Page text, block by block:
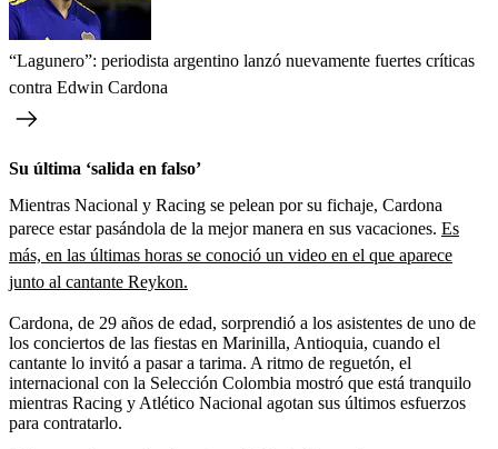
“Lagunero”: periodista argentino lanzó nuevamente fuertes críticas
contra Edwin Cardona
Su última ‘salida en falso’
Mientras Nacional y Racing se pelean por su fichaje, Cardona
parece estar pasándola de la mejor manera en sus vacaciones. Es
más, en las últimas horas se conoció un video en el que aparece
junto al cantante Reykon.
Cardona, de 29 años de edad, sorprendió a los asistentes de uno de
los conciertos de las fiestas en Marinilla, Antioquia, cuando el
cantante lo invitó a pasar a tarima. A ritmo de reguetón, el
internacional con la Selección Colombia mostró que está tranquilo
mientras Racing y Atlético Nacional agotan sus últimos esfuerzos
para contratarlo.